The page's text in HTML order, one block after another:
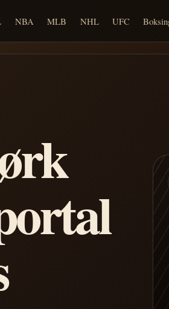
NBA MLB NHL UFC